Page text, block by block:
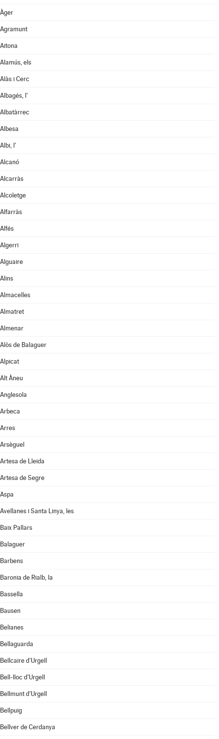
Àger
Agramunt
Aitona
Alamús, els
Alàs i Cerc
Albagés, l'
Albatàrrec
Albesa
Albi, l'
Alcanó
Alcarràs
Alcoletge
Alfarràs
Alfés
Algerri
Alguaire
Alins
Almacelles
Almatret
Almenar
Alòs de Balaguer
Alpicat
Alt Àneu
Anglesola
Arbeca
Arres
Arsèguel
Artesa de Lleida
Artesa de Segre
Aspa
Avellanes i Santa Linya, les
Baix Pallars
Balaguer
Barbens
Baronia de Rialb, la
Bassella
Bausen
Belianes
Bellaguarda
Bellcaire d'Urgell
Bell-lloc d'Urgell
Bellmunt d'Urgell
Bellpuig
Bellver de Cerdanya